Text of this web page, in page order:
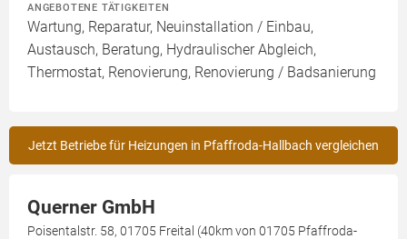
ANGEBOTENE TÄTIGKEITEN
Wartung, Reparatur, Neuinstallation / Einbau,
Austausch, Beratung, Hydraulischer Abgleich,
Thermostat, Renovierung, Renovierung / Badsanierung
Jetzt Betriebe für Heizungen in Pfaffroda-Hallbach vergleichen
Querner GmbH
Poisentalstr. 58, 01705 Freital (40km von 01705 Pfaffroda-